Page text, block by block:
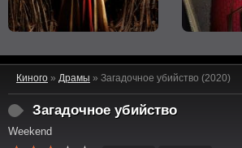
Киного » Драмы » Загадочное убийство (2020)
Загадочное убийство
Weekend